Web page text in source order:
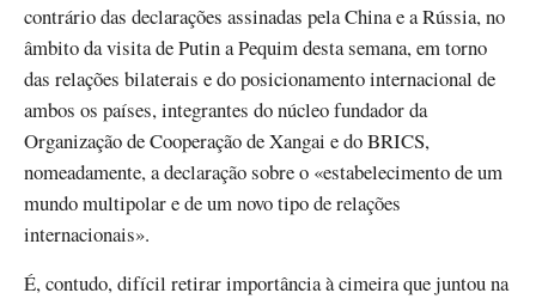
contrário das declarações assinadas pela China e a Rússia, no
âmbito da visita de Putin a Pequim desta semana, em torno
das relações bilaterais e do posicionamento internacional de
ambos os países, integrantes do núcleo fundador da
Organização de Cooperação de Xangai e do BRICS,
nomeadamente, a declaração sobre o «estabelecimento de um
mundo multipolar e de um novo tipo de relações
internacionais».
É, contudo, difícil retirar importância à cimeira que juntou na